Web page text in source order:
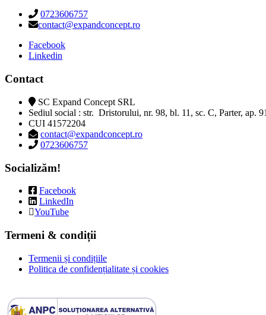
0723606757
contact@expandconcept.ro
Facebook
Linkedin
Contact
SC Expand Concept SRL
Sediul social : str. Dristorului, nr. 98, bl. 11, sc. C, Parter, ap.
CUI 41572204
contact@expandconcept.ro
0723606757
Socializăm!
Facebook
LinkedIn
YouTube
Termeni & condiții
Termenii și condițiile
Politica de confidențialitate și cookies